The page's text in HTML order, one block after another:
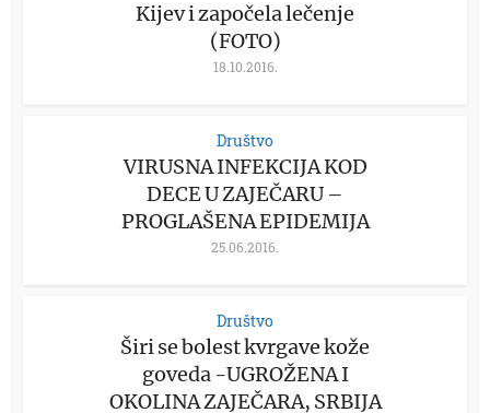
Kijev i započela lečenje
(FOTO)
18.10.2016.
Društvo
VIRUSNA INFEKCIJA KOD
DECE U ZAJEČARU –
PROGLAŠENA EPIDEMIJA
25.06.2016.
Društvo
Širi se bolest kvrgave kože
goveda -UGROŽENA I
OKOLINA ZAJEČARA, SRBIJA